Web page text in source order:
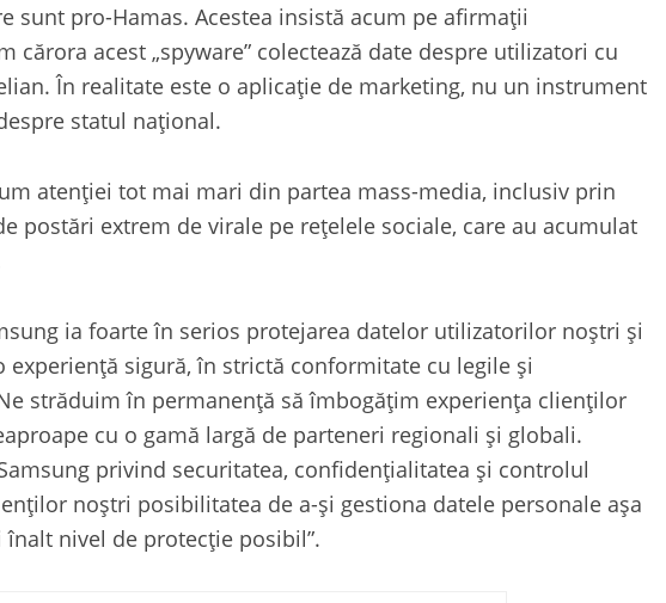
sunt pro-Hamas. Acestea insistă acum pe afirmații
cărora acest „spyware” colectează date despre utilizatori cu
În realitate este o aplicație de marketing, nu un instrument
statul național.
atenției tot mai mari din partea mass-media, inclusiv prin
postări extrem de virale pe rețelele sociale, care au acumulat
ia foarte în serios protejarea datelor utilizatorilor noștri și
experiență sigură, în strictă conformitate cu legile și
străduim în permanență să îmbogățim experiența clienților
cu o gamă largă de parteneri regionali și globali.
privind securitatea, confidențialitatea și controlul
noștri posibilitatea de a-și gestiona datele personale așa
nivel de protecție posibil”.